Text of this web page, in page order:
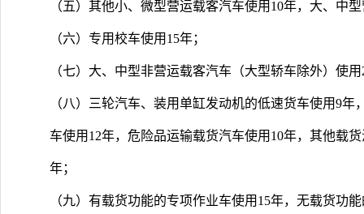
（五）其他小、微型营运载客汽车使用10年，大、中
（六）专用校车使用15年；
（七）大、中型非营运载客汽车（大型轿车除外）使
（八）三轮汽车、装用单缸发动机的低速货车使用9
车使用12年，危险品运输载货汽车使用10年，其他载
年；
（九）有载货功能的专项作业车使用15年，无载货功